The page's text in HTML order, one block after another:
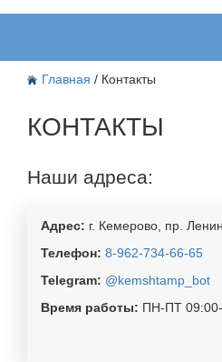
Главная / Контакты
КОНТАКТЫ
Наши адреса:
Адрес: г. Кемерово, пр.
Телефон: 8-962-734-66-65
Telegram: @kemshtamp_bot
Время работы: ПН-ПТ